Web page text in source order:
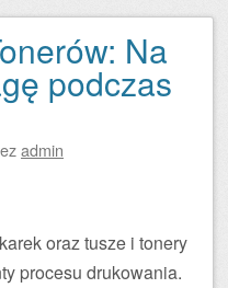
Na
podczas
admin
oraz tusze i tonery
procesu drukowania.